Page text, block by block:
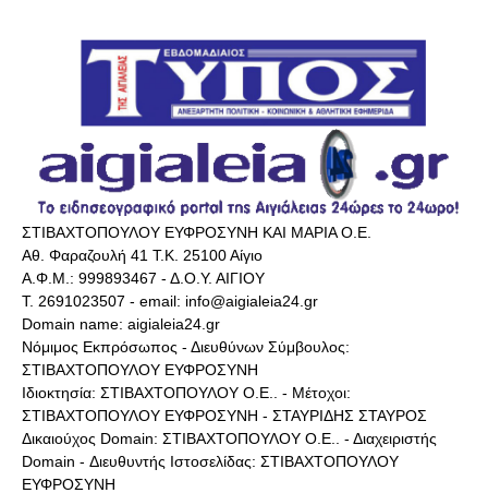
ΣΤΙΒΑΧΤΟΠΟΥΛΟΥ ΕΥΦΡΟΣΥΝΗ ΚΑΙ ΜΑΡΙΑ Ο.Ε.
Αθ. Φαραζουλή 41 Τ.Κ. 25100 Αίγιο
Α.Φ.Μ.: 999893467 - Δ.Ο.Υ. ΑΙΓΙΟΥ
Τ. 2691023507 - email: info@aigialeia24.gr
Domain name: aigialeia24.gr
Νόμιμος Εκπρόσωπος - Διευθύνων Σύμβουλος:
ΣΤΙΒΑΧΤΟΠΟΥΛΟΥ ΕΥΦΡΟΣΥΝΗ
Ιδιοκτησία: ΣΤΙΒΑΧΤΟΠΟΥΛΟΥ Ο.Ε.. - Μέτοχοι:
ΣΤΙΒΑΧΤΟΠΟΥΛΟΥ ΕΥΦΡΟΣΥΝΗ - ΣΤΑΥΡΙΔΗΣ ΣΤΑΥΡΟΣ
Δικαιούχος Domain: ΣΤΙΒΑΧΤΟΠΟΥΛΟΥ Ο.Ε.. - Διαχειριστής
Domain - Διευθυντής Ιστοσελίδας: ΣΤΙΒΑΧΤΟΠΟΥΛΟΥ
ΕΥΦΡΟΣΥΝΗ